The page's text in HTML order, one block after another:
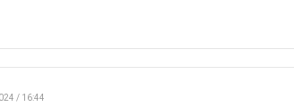
/ 16:44